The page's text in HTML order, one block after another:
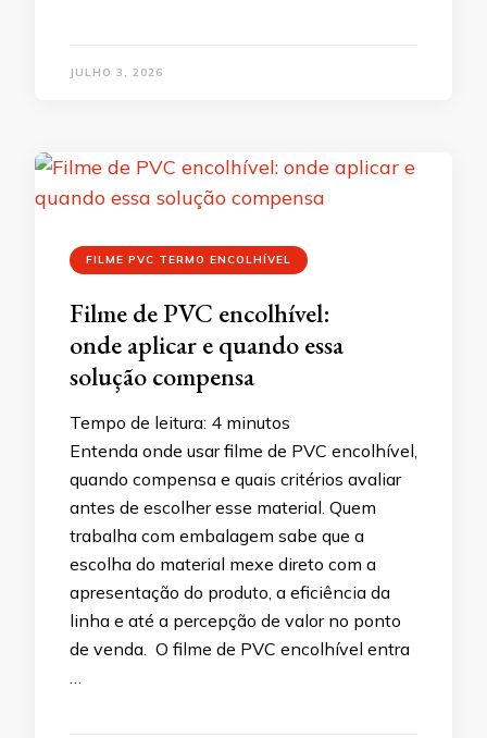
JULHO 3, 2026
FILME PVC TERMO ENCOLHÍVEL
Filme de PVC encolhível:
onde aplicar e quando essa
solução compensa
Tempo de leitura: 4 minutos
Entenda onde usar filme de PVC encolhível,
quando compensa e quais critérios avaliar
antes de escolher esse material. Quem
trabalha com embalagem sabe que a
escolha do material mexe direto com a
apresentação do produto, a eficiência da
linha e até a percepção de valor no ponto
de venda. O filme de PVC encolhível entra
…